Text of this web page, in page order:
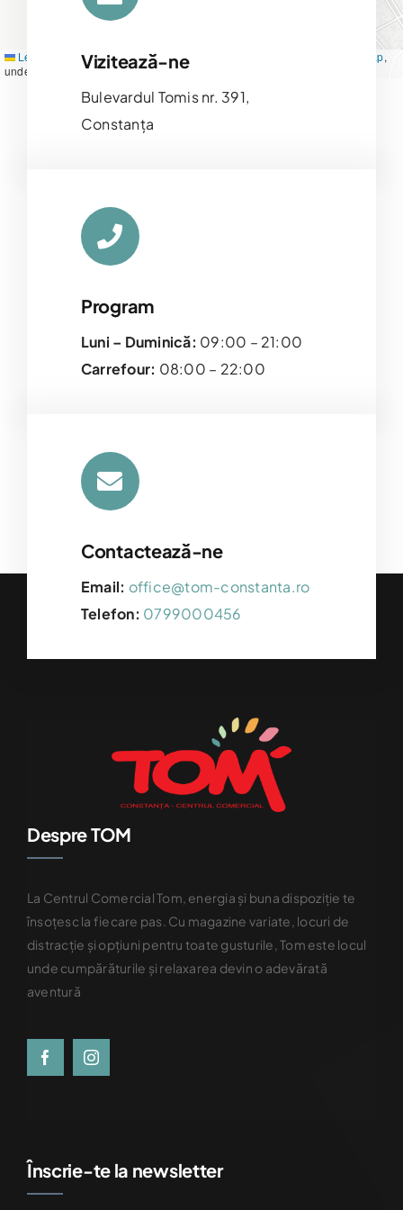
Leaflet Map tiles byCARTO , under OpenStreetMap,
under ODbL.
Vizitează-ne
Bulevardul Tomis nr. 391,
Constanța
Program
Luni – Duminică: 09:00 – 21:00
Carrefour: 08:00 – 22:00
Contactează-ne
Email: office@tom-constanta.ro
Telefon: 0799000456
Despre TOM
La Centrul Comercial Tom, energia și buna dispoziție te
însoțesc la fiecare pas. Cu magazine variate, locuri de
distracție și opțiuni pentru toate gusturile, Tom este locul
unde cumpărăturile și relaxarea devin o adevărată
aventură
Înscrie-te la newsletter